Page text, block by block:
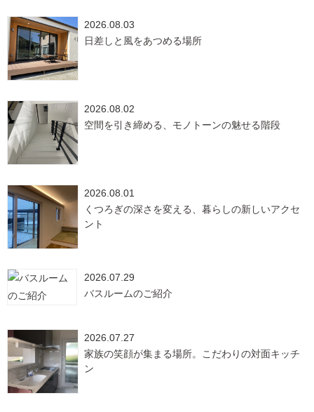
2026.08.03
日差しと風をあつめる場所
2026.08.02
空間を引き締める、モノトーンの魅せる階段
2026.08.01
くつろぎの深さを変える、暮らしの新しいアクセ
ント
2026.07.29
バスルームのご紹介
2026.07.27
家族の笑顔が集まる場所。こだわりの対面キッチ
ン